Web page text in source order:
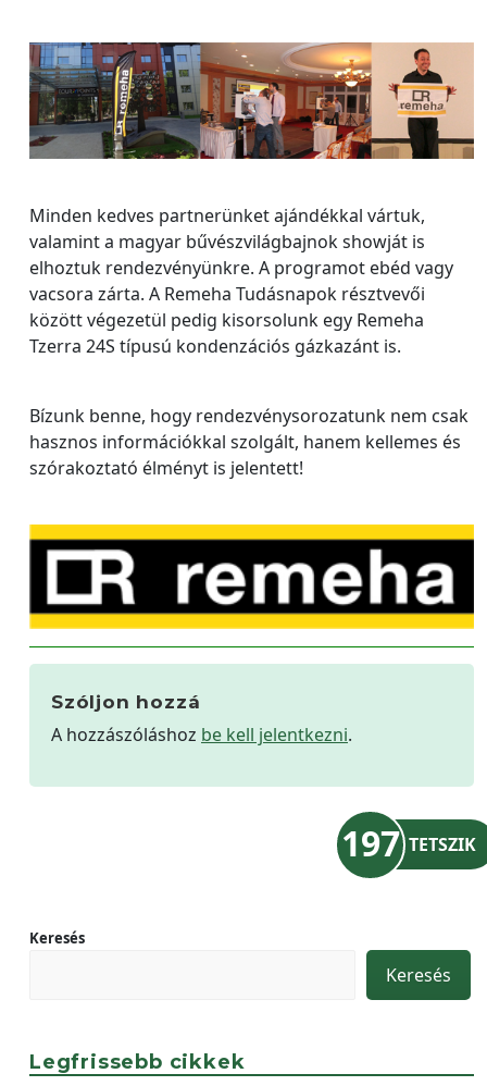
Minden kedves partnerünket ajándékkal vártuk,
valamint a magyar bűvészvilágbajnok showját is
elhoztuk rendezvényünkre. A programot ebéd vagy
vacsora zárta. A Remeha Tudásnapok résztvevői
között végezetül pedig kisorsolunk egy Remeha
Tzerra 24S típusú kondenzációs gázkazánt is.
Bízunk benne, hogy rendezvénysorozatunk nem csak
hasznos információkkal szolgált, hanem kellemes és
szórakoztató élményt is jelentett!
Szóljon hozzá
A hozzászóláshoz be kell jelentkezni.
197 TETSZIK
Keresés
Keresés
Legfrissebb cikkek